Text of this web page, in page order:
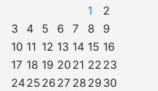
1
2
3
4 5 6 7 8
9
10 11 12 13 14 15 16
17 18 19 20 21 22 23
2425 26 27 28 29 30